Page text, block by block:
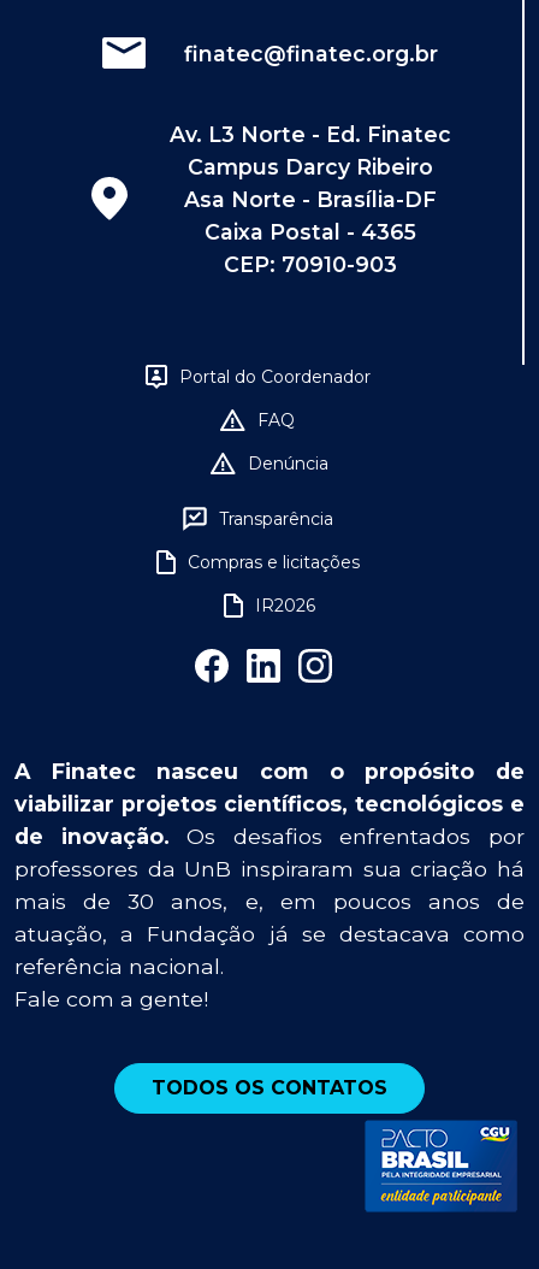
finatec@finatec.org.br
Av. L3 Norte - Ed. Finatec
Campus Darcy Ribeiro
Asa Norte - Brasília-DF
Caixa Postal - 4365
CEP: 70910-903
Portal do Coordenador
FAQ
Denúncia
Transparência
Compras e licitações
IR2026
A Finatec nasceu com o propósito de
viabilizar projetos científicos, tecnológicos e
de inovação. Os desafios enfrentados por
professores da UnB inspiraram sua criação há
mais de 30 anos, e, em poucos anos de
atuação, a Fundação já se destacava como
referência nacional.
Fale com a gente!
TODOS OS CONTATOS